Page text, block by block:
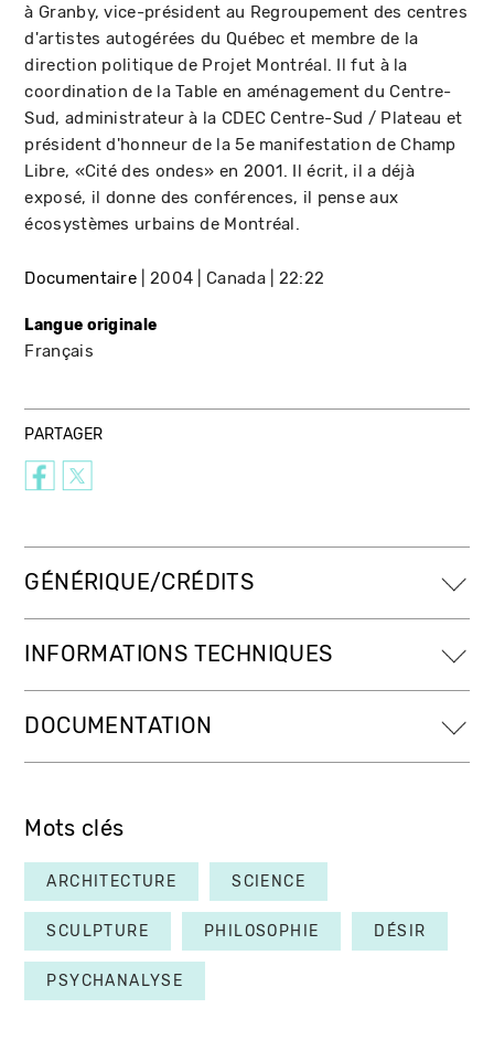
à Granby, vice-président au Regroupement des centres
d'artistes autogérées du Québec et membre de la
direction politique de Projet Montréal. Il fut à la
coordination de la Table en aménagement du Centre-
Sud, administrateur à la CDEC Centre-Sud / Plateau et
président d'honneur de la 5e manifestation de Champ
Libre, «Cité des ondes» en 2001. Il écrit, il a déjà
exposé, il donne des conférences, il pense aux
écosystèmes urbains de Montréal.
Documentaire 2004 Canada 22:22
Langue originale
Français
PARTAGER
GÉNÉRIQUE/CRÉDITS
INFORMATIONS TECHNIQUES
DOCUMENTATION
Mots clés
ARCHITECTURE SCIENCE
SCULPTURE PHILOSOPHIE DÉSIR
PSYCHANALYSE